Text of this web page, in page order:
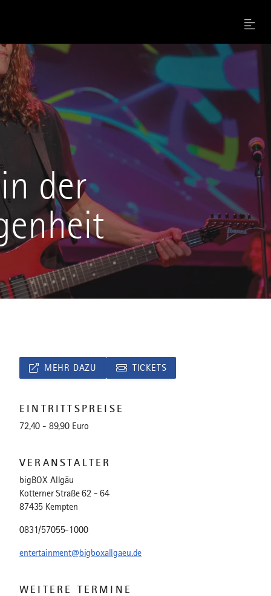
Menu
der
MEHR DAZU TICKETS
EINTRITTSPREISE
72,40 - 89,90 Euro
VERANSTALTER
bigBOX Allgäu
Kotterner Straße 62 - 64
87435 Kempten
0831/57055-1000
entertainment@bigboxallgaeu.de
WEITERE TERMINE